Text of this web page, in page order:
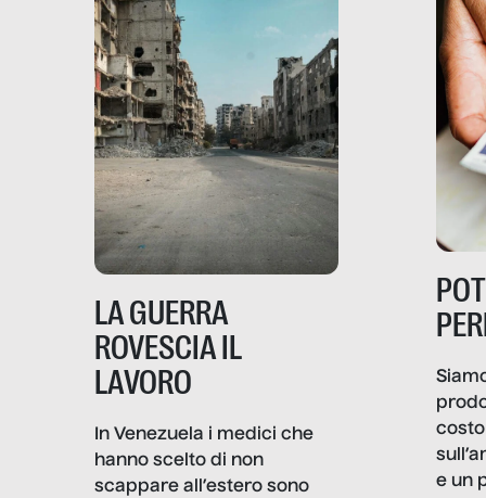
LA GUERRA
ROVESCIA IL
LAVORO
In Venezuela i medici che
hanno scelto di non
scappare all’estero sono
e un